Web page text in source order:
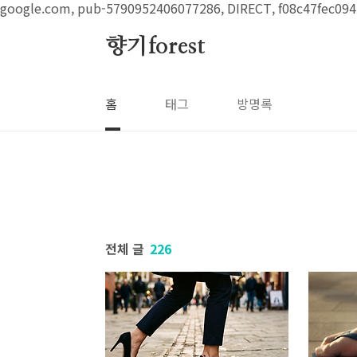
google.com, pub-5790952406077286, DIRECT,
본문 바로가기
향기forest
홈 태그 방명록
전체 글 226